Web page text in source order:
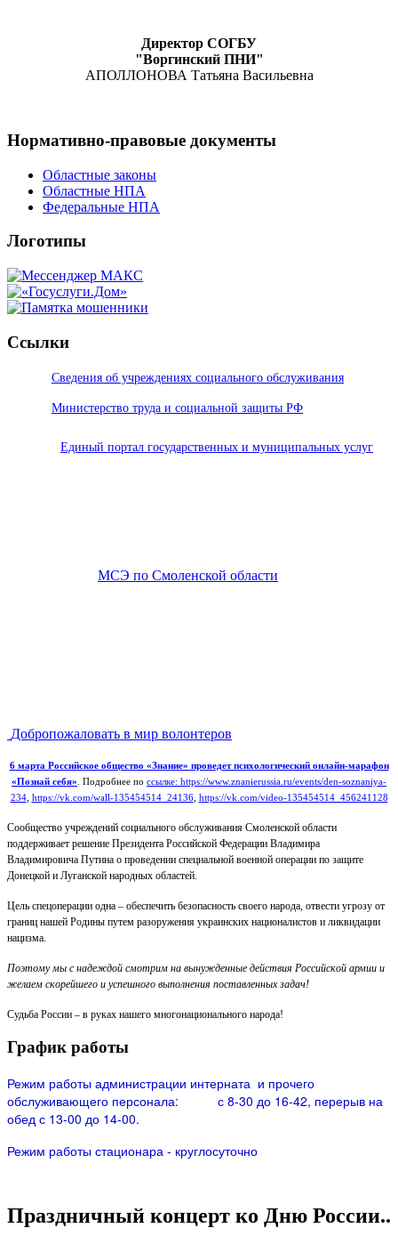
Директор СОГБУ
"Воргинский ПНИ"
АПОЛЛОНОВА Татьяна Васильевна
Нормативно-правовые документы
Областные законы
Областные НПА
Федеральные НПА
Логотипы
Ссылки
Сведения об учреждениях социального обслуживания
Министерство труда и социальной защиты РФ
Единый портал государственных и муниципальных услуг
МСЭ по Смоленской области
Добропожаловать в мир волонтеров
6 марта Российское общество «Знание» проведет психологический онлайн-марафон
«Познай себя» . Подробнее по ссылке: https://www.znanierussia.ru/events/den-soznaniya-
234, https://vk.com/wall-135454514_24136, https://vk.com/video-135454514_456241128
Сообщество учреждений социального обслуживания Смоленской области
поддерживает решение Президента Российской Федерации Владимира
Владимировича Путина о проведении специальной военной операции по защите
Донецкой и Луганской народных областей.
Цель спецоперации одна – обеспечить безопасность своего народа, отвести угрозу от
границ нашей Родины путем разоружения украинских националистов и ликвидации
нацизма.
Поэтому мы с надеждой смотрим на вынужденные действия Российской армии и
желаем скорейшего и успешного выполнения поставленных задач!
Судьба России – в руках нашего многонационального народа!
График работы
Режим работы администрации интерната и прочего
обслуживающего персонала: с 8-30 до 16-42, перерыв на
обед с 13-00 до 14-00.
Режим работы стационара - круглосуточно
Праздничный концерт ко Дню России..